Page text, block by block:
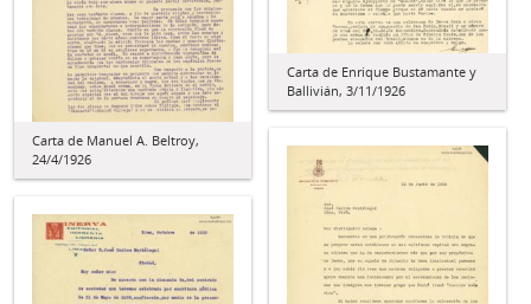
Carta de Enrique Bustamante y
Ballivián, 3/11/1926
Carta de Manuel A. Beltroy,
24/4/1926